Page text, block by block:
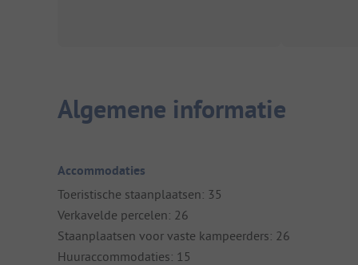
Algemene informatie
Accommodaties
Toeristische staanplaatsen: 35
Verkavelde percelen: 26
Staanplaatsen voor vaste kampeerders: 26
Huuraccommodaties: 15